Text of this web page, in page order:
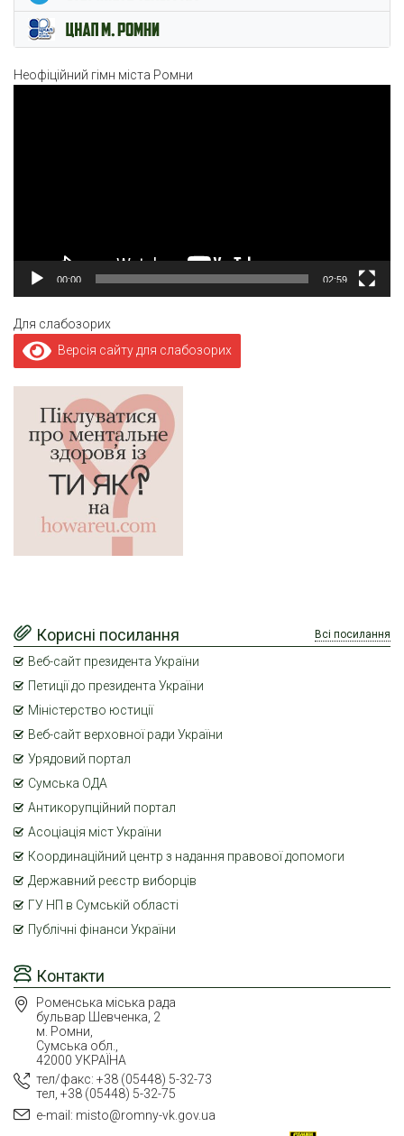
Неофіційний гімн міста Ромни
00:00 02:59
Для слабозорих
Версія сайту для слабозорих
Контакти
Роменська міська рада
бульвар Шевченка, 2
м. Ромни,
Сумська обл.,
42000 УКРАЇНА
тел/факс: +38 (05448) 5-32-73
тел, +38 (05448) 5-32-75
e-mail: misto@romny-vk.gov.ua
Корисні посилання Всі посилання
Веб-сайт президента України
Петиції до президента України
Міністерство юстиції
Веб-сайт верховної ради України
Урядовий портал
Сумська ОДА
Антикорупційний портал
Асоціація міст України
Координаційний центр з надання правової допомоги
Державний реєстр виборців
ГУ НП в Сумській області
Публічні фінанси України